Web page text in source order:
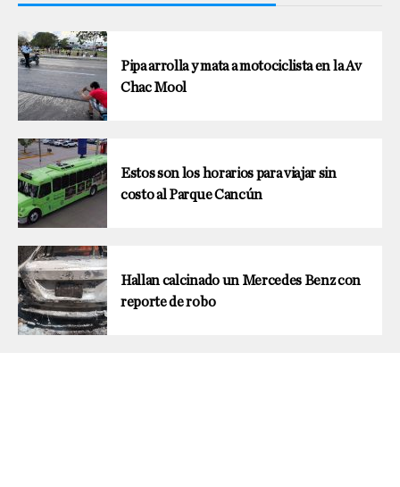
Pipa arrolla y mata a motociclista en la Av
Chac Mool
Estos son los horarios para viajar sin
costo al Parque Cancún
Hallan calcinado un Mercedes Benz con
reporte de robo